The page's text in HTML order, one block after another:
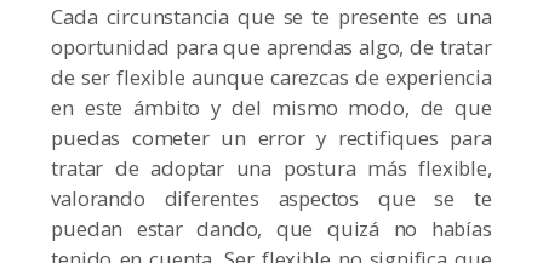
Cada circunstancia que se te presente es una
oportunidad para que aprendas algo, de tratar
de ser flexible aunque carezcas de experiencia
en este ámbito y del mismo modo, de que
puedas cometer un error y rectifiques para
tratar de adoptar una postura más flexible,
valorando diferentes aspectos que se te
puedan estar dando, que quizá no habías